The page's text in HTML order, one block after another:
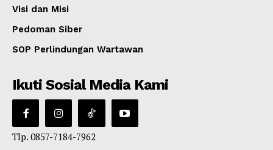
Visi dan Misi
Pedoman Siber
SOP Perlindungan Wartawan
Ikuti Sosial Media Kami
Tlp. 0857-7184-7962